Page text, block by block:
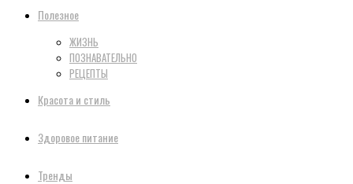
Полезное
ЖИЗНЬ
ПОЗНАВАТЕЛЬНО
РЕЦЕПТЫ
Красота и стиль
Здоровое питание
Тренды